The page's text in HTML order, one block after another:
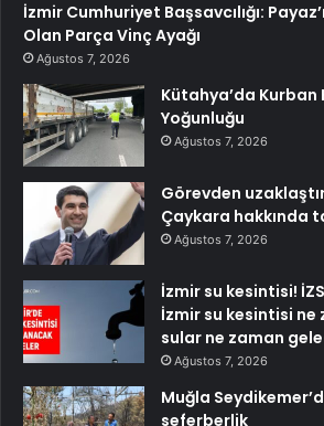
İzmir Cumhuriyet Başsavcılığı:
Olan Parça Vinç Ayağı
Ağustos 7, 2026
Kütahya’da Kurban
Yoğunluğu
Ağustos 7, 2026
Görevden
Çaykara hakkında
Ağustos 7, 2026
İzmir su kesintisi!
İzmir su kesintisi
sular ne zaman
Ağustos 7, 2026
Muğla
seferberlik